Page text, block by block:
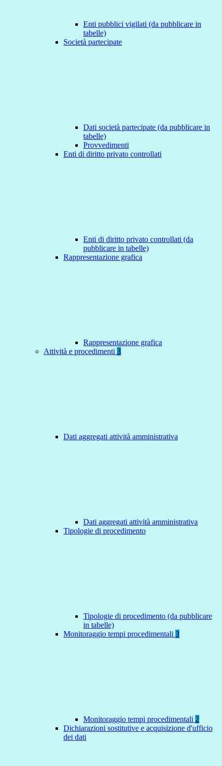
Enti pubblici vigilati (da pubblicare in
tabelle)
Società partecipate
Dati società partecipate (da pubblicare in
tabelle)
Provvedimenti
Enti di diritto privato controllati
Enti di diritto privato controllati (da
pubblicare in tabelle)
Rappresentazione grafica
Rappresentazione grafica
Attività e procedimenti 3
Dati aggregati attività amministrativa
Dati aggregati attività amministrativa
Tipologie di procedimento
Tipologie di procedimento (da pubblicare
in tabelle)
Monitoraggio tempi procedimentali 3
Monitoraggio tempi procedimentali 2
Dichiarazioni sostitutive e acquisizione d'ufficio
dei dati